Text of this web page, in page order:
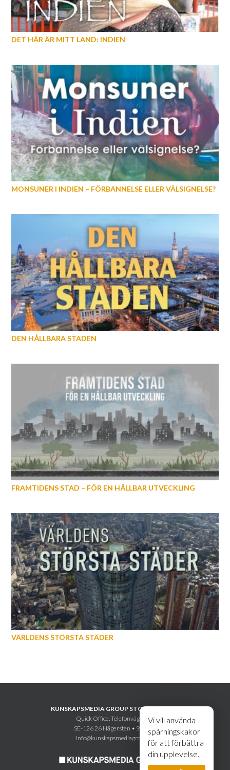
Vi vill använda
spårningskakor
för att förbättra
din upplevelse.
DET HÄR ÄR MITT LAND: INDIEN
MONSUNER I INDIEN – FÖRBANNELSE ELLER VÄLSIGNELSE?
DEN HÅLLBARA STADEN
FRAMTIDENS STAD – FÖR EN HÅLLBAR UTVECKLING
VÄRLDENS STÖRSTA STÄDER
KUNSKAPSMEDIA GROUP STOCKHOLM AB
Quick Office, Telefonvägen 30
SE-126 26 Hägersten • Sweden
info@kunskapsmediagroup.se